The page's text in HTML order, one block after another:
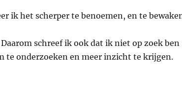
ik het scherper te benoemen, en te
schreef ik ook dat ik niet op zoek ben
te onderzoeken en meer inzicht te krijgen.